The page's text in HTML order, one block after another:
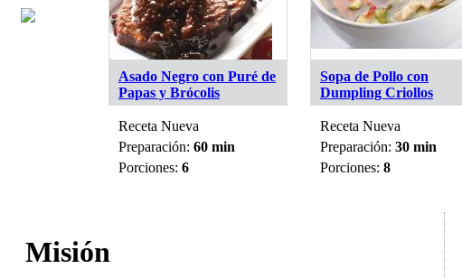
Asado Negro con Puré de
Papas y Brócolis
Receta Nueva
Preparación: 60 min
Porciones: 6
Sopa de Pollo con
Dumpling Criollos
Receta Nueva
Preparación: 30 min
Porciones: 8
Misión